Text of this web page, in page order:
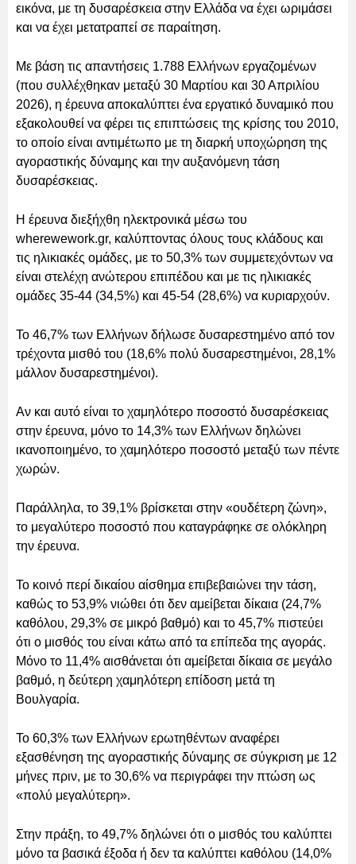
εικόνα, με τη δυσαρέσκεια στην Ελλάδα να έχει ωριμάσει
και να έχει μετατραπεί σε παραίτηση.
Με βάση τις απαντήσεις 1.788 Ελλήνων εργαζομένων
(που συλλέχθηκαν μεταξύ 30 Μαρτίου και 30 Απριλίου
2026), η έρευνα αποκαλύπτει ένα εργατικό δυναμικό που
εξακολουθεί να φέρει τις επιπτώσεις της κρίσης του 2010,
το οποίο είναι αντιμέτωπο με τη διαρκή υποχώρηση της
αγοραστικής δύναμης και την αυξανόμενη τάση
δυσαρέσκειας.
Η έρευνα διεξήχθη ηλεκτρονικά μέσω του
wherewework.gr, καλύπτοντας όλους τους κλάδους και
τις ηλικιακές ομάδες, με το 50,3% των συμμετεχόντων να
είναι στελέχη ανώτερου επιπέδου και με τις ηλικιακές
ομάδες 35-44 (34,5%) και 45-54 (28,6%) να κυριαρχούν.
Το 46,7% των Ελλήνων δήλωσε δυσαρεστημένο από τον
τρέχοντα μισθό του (18,6% πολύ δυσαρεστημένοι, 28,1%
μάλλον δυσαρεστημένοι).
Αν και αυτό είναι το χαμηλότερο ποσοστό δυσαρέσκειας
στην έρευνα, μόνο το 14,3% των Ελλήνων δηλώνει
ικανοποιημένο, το χαμηλότερο ποσοστό μεταξύ των πέντε
χωρών.
Παράλληλα, το 39,1% βρίσκεται στην «ουδέτερη ζώνη»,
το μεγαλύτερο ποσοστό που καταγράφηκε σε ολόκληρη
την έρευνα.
Το κοινό περί δικαίου αίσθημα επιβεβαιώνει την τάση,
καθώς το 53,9% νιώθει ότι δεν αμείβεται δίκαια (24,7%
καθόλου, 29,3% σε μικρό βαθμό) και το 45,7% πιστεύει
ότι ο μισθός του είναι κάτω από τα επίπεδα της αγοράς.
Μόνο το 11,4% αισθάνεται ότι αμείβεται δίκαια σε μεγάλο
βαθμό, η δεύτερη χαμηλότερη επίδοση μετά τη
Βουλγαρία.
Το 60,3% των Ελλήνων ερωτηθέντων αναφέρει
εξασθένηση της αγοραστικής δύναμης σε σύγκριση με 12
μήνες πριν, με το 30,6% να περιγράφει την πτώση ως
«πολύ μεγαλύτερη».
Στην πράξη, το 49,7% δηλώνει ότι ο μισθός του καλύπτει
μόνο τα βασικά έξοδα ή δεν τα καλύπτει καθόλου (14,0%